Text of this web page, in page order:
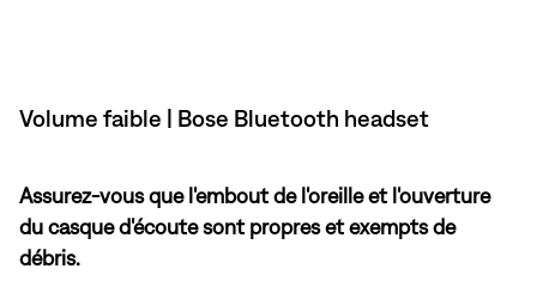
Volume faible | Bose Bluetooth headset
Assurez-vous que l'embout de l'oreille et l'ouverture
du casque d'écoute sont propres et exempts de
débris.